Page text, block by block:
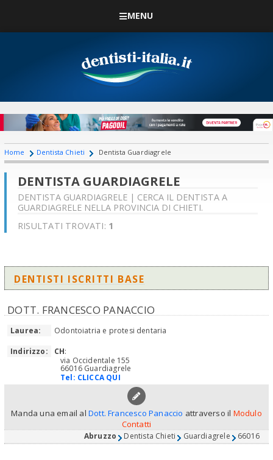
MENU
Home Dentista Chieti Dentista Guardiagrele
DENTISTA GUARDIAGRELE
DENTISTA GUARDIAGRELE | CERCA IL DENTISTA A
GUARDIAGRELE NELLA PROVINCIA DI CHIETI.
RISULTATI TROVATI: 1
DENTISTI ISCRITTI BASE
DOTT. FRANCESCO PANACCIO
Laurea:
Odontoiatria e protesi dentaria
Indirizzo:
CH:
via Occidentale 155
66016 Guardiagrele
Tel: CLICCA QUI
Manda una email al Dott. Francesco Panaccio attraverso il Modulo
Contatti
Abruzzo Dentista Chieti Guardiagrele 66016